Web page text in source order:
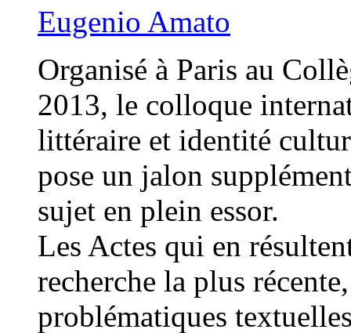
Eugenio Amato
Organisé à Paris au
2013, le colloque
littéraire et identité
pose un jalon
sujet en plein essor.
Les Actes qui en
recherche la plus
problématiques